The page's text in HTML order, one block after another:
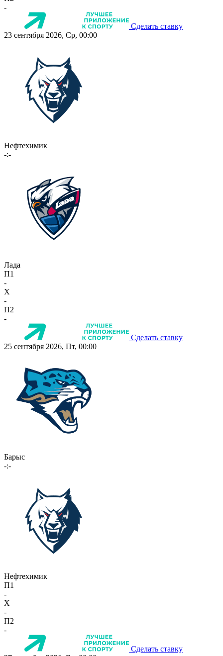
-
Сделать ставку
23 сентября 2026, Ср, 00:00
Нефтехимик
-:-
Лада
П1
-
X
-
П2
-
Сделать ставку
25 сентября 2026, Пт, 00:00
Барыс
-:-
Нефтехимик
П1
-
X
-
П2
-
Сделать ставку